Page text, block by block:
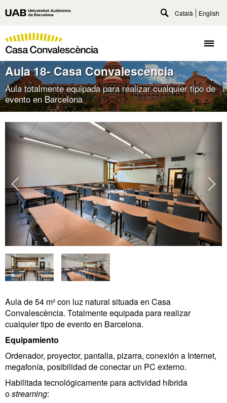
al
principal
Universitat
Autònoma
de
Barcelona
Despliega
Català English
Convalescència
UAB
Aula 18- Casa Convalescència
Aula totalmente equipada para realizar cualquier tipo de
evento en Barcelona
Aula de 54 m² con luz natural situada en Casa
Convalescència. Totalmente equipada para realizar
cualquier tipo de evento en Barcelona.
Equipamiento
Ordenador, proyector, pantalla, pizarra, conexión a Internet,
megafonía, posibilidad de conectar un PC externo.
Habilitada tecnológicamente para actividad híbrida
ostreaming: